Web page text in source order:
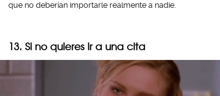
que no deberían importarle realmente a nadie.
13. Si no quieres ir a una cita